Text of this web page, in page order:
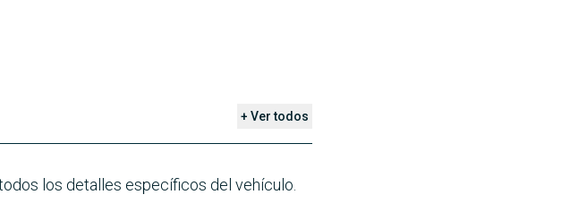
+ Ver todos
los detalles específicos del vehículo.